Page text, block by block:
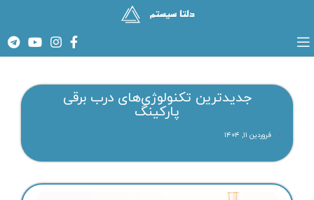
جدیدترین تکنولوژی‌های درب برقی
پارکینگ
فروردین ۱۱, ۱۴۰۴